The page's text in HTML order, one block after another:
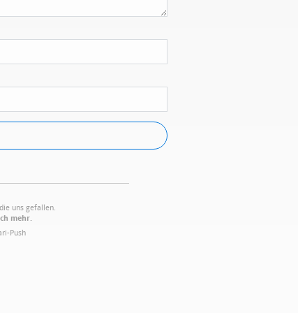
uns gefallen.
mehr.
Push